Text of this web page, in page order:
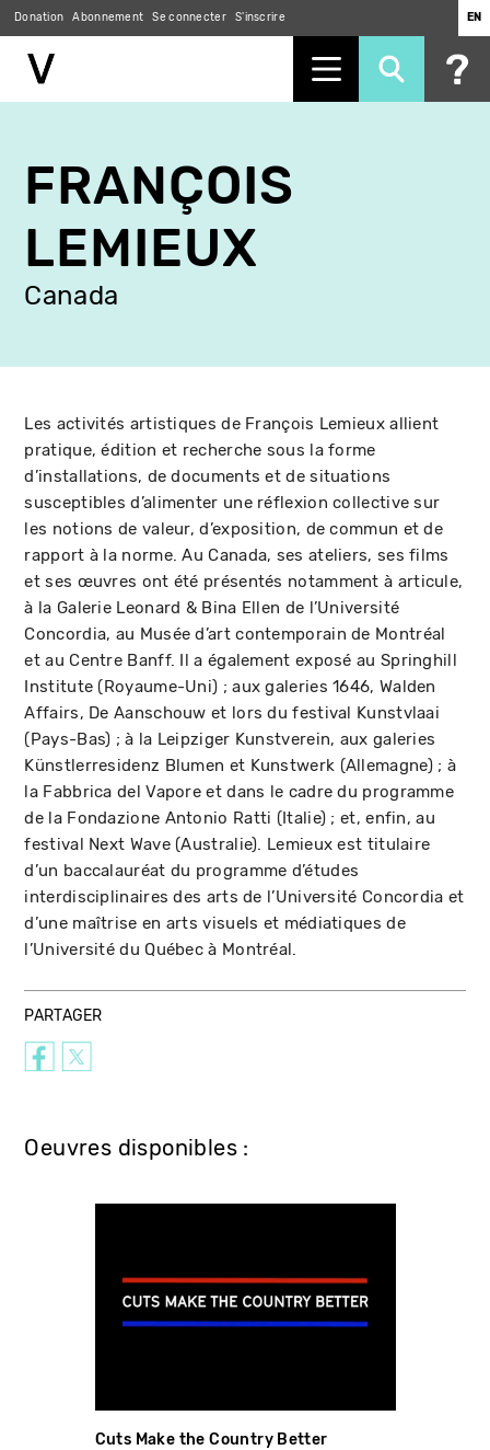
contenu
principal
Donation Abonnement Se connecter S'inscrire EN
FRANÇOIS
LEMIEUX
Canada
Les activités artistiques de François Lemieux allient
pratique, édition et recherche sous la forme
d’installations, de documents et de situations
susceptibles d’alimenter une réflexion collective sur
les notions de valeur, d’exposition, de commun et de
rapport à la norme. Au Canada, ses ateliers, ses films
et ses œuvres ont été présentés notamment à articule,
à la Galerie Leonard & Bina Ellen de l’Université
Concordia, au Musée d’art contemporain de Montréal
et au Centre Banff. Il a également exposé au Springhill
Institute (Royaume-Uni) ; aux galeries 1646, Walden
Affairs, De Aanschouw et lors du festival Kunstvlaai
(Pays-Bas) ; à la Leipziger Kunstverein, aux galeries
Künstlerresidenz Blumen et Kunstwerk (Allemagne) ; à
la Fabbrica del Vapore et dans le cadre du programme
de la Fondazione Antonio Ratti (Italie) ; et, enfin, au
festival Next Wave (Australie). Lemieux est titulaire
d’un baccalauréat du programme d’études
interdisciplinaires des arts de l’Université Concordia et
d’une maîtrise en arts visuels et médiatiques de
l’Université du Québec à Montréal.
PARTAGER
Oeuvres disponibles :
Cuts Make the Country Better